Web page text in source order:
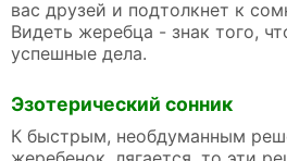
вас друзей и подтолкнет к
Видеть жеребца - знак того,
успешные дела.
Эзотерический сонник
К быстрым, необдуманным